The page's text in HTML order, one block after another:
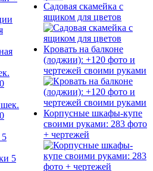
5
Садовая скамейка с
ящиком для цветов
Кровать на балконе
(лоджии): +120 фото и
чертежей своими руками
Корпусные шкафы-купе
своими руками: 283 фото
+ чертежей